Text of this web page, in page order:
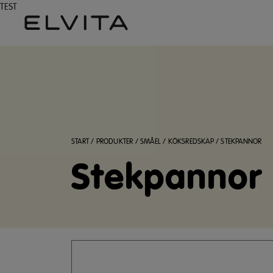
TEST
START / PRODUKTER /SMÅEL / KÖKSREDSKAP/STEKPANNOR
Stekpannor